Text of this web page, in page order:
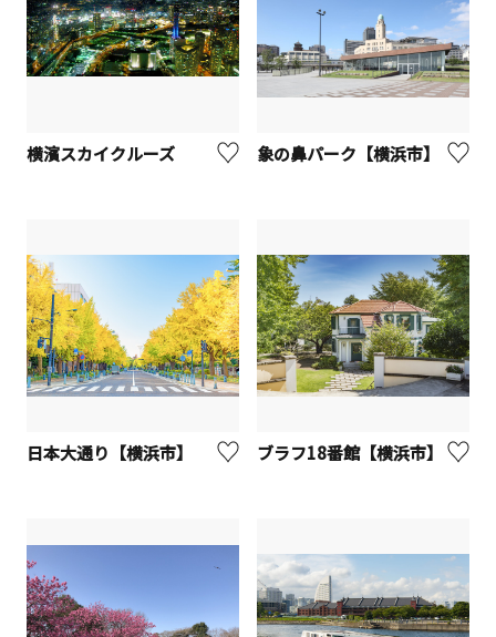
横濱スカイクルーズ 象の鼻パーク【横浜市】
日本大通り【横浜市】 ブラフ18番館【横浜市】